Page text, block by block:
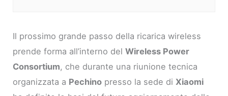
Il prossimo grande passo della ricarica wireless
prende forma all’interno delWireless Power
Consortium, che durante una riunione tecnica
organizzata a Pechino presso la sede diXiaomi